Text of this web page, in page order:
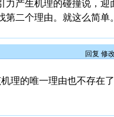
力产生机理的碰撞说，迎
二个理由。就这么简单。
回复 修改
理的唯一理由也不存在了